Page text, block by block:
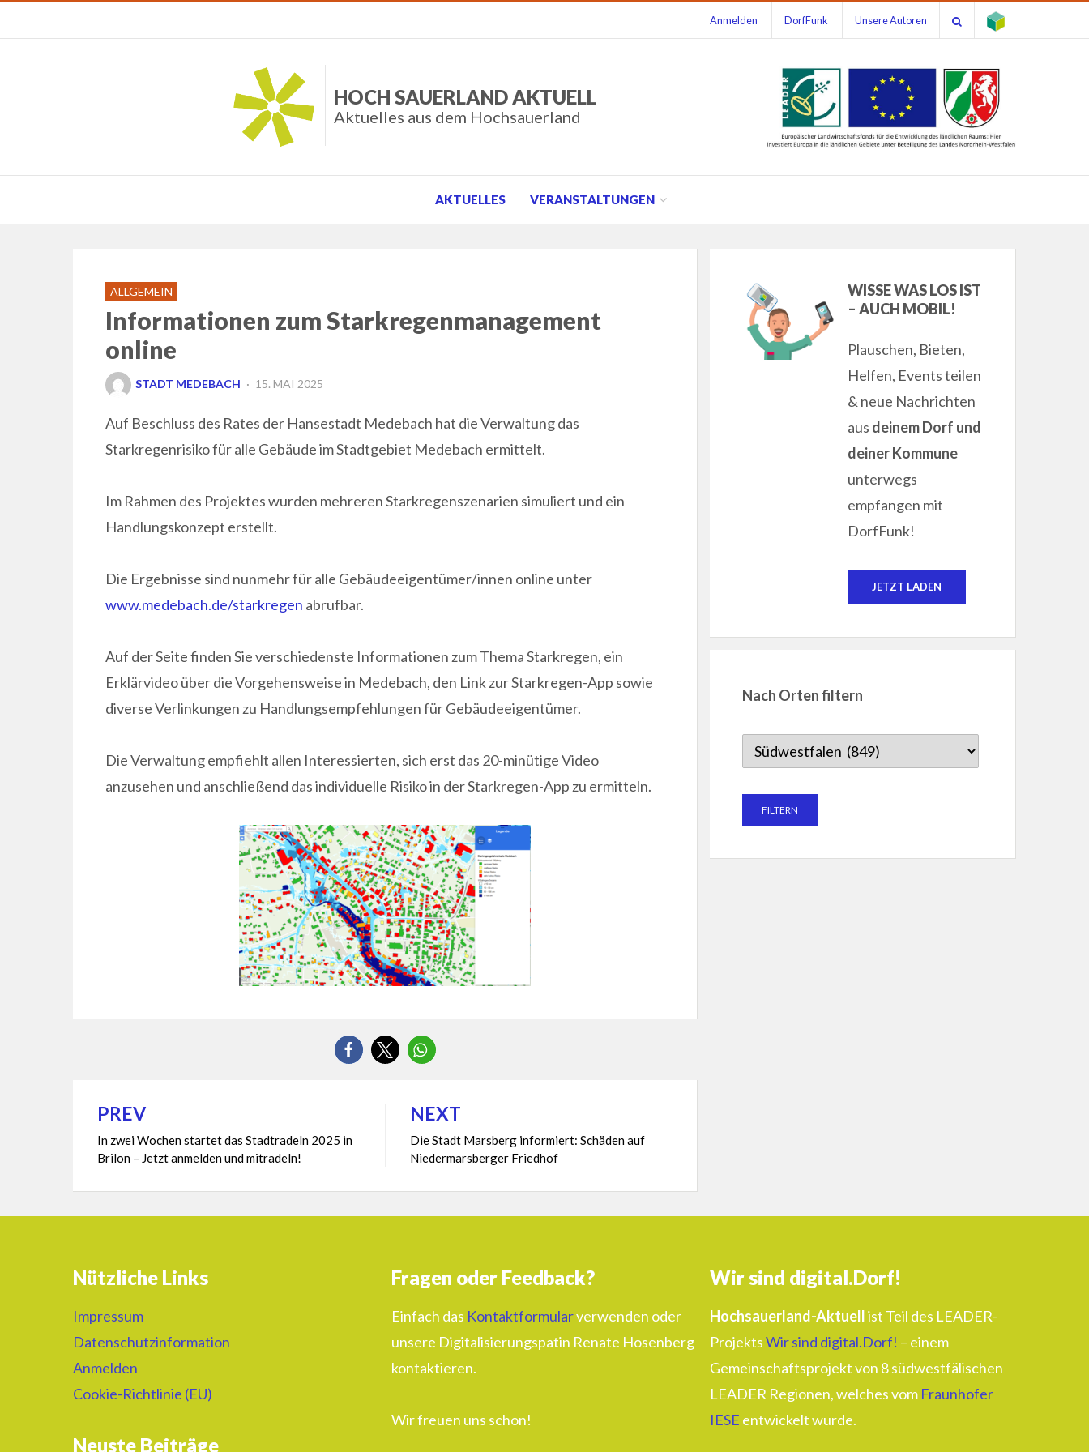
Anmelden DorfFunk Unsere Autoren
HOCH SAUERLAND AKTUELL
Aktuelles aus dem Hochsauerland
AKTUELLES VERANSTALTUNGEN
ALLGEMEIN
Informationen zum Starkregenmanagement
online
STADT MEDEBACH
POSTED
15. MAI 2025
Auf Beschluss des Rates der Hansestadt Medebach hat die Verwaltung das
Starkregenrisiko für alle Gebäude im Stadtgebiet Medebach ermittelt.
Im Rahmen des Projektes wurden mehreren Starkregenszenarien simuliert und ein
Handlungskonzept erstellt.
Die Ergebnisse sind nunmehr für alle Gebäudeeigentümer/innen online unter
www.medebach.de/starkregen abrufbar.
Auf der Seite finden Sie verschiedenste Informationen zum Thema Starkregen, ein
Erklärvideo über die Vorgehensweise in Medebach, den Link zur Starkregen-App sowie
diverse Verlinkungen zu Handlungsempfehlungen für Gebäudeeigentümer.
Die Verwaltung empfiehlt allen Interessierten, sich erst das 20-minütige Video
anzusehen und anschließend das individuelle Risiko in der Starkregen-App zu ermitteln.
Beitragsnavigation
PREV
In zwei Wochen startet das Stadtradeln 2025 in
Brilon – Jetzt anmelden und mitradeln!
NEXT
Die Stadt Marsberg informiert: Schäden auf
Niedermarsberger Friedhof
WISSE WAS LOS IST
– AUCH MOBIL!
Plauschen, Bieten,
Helfen, Events teilen
& neue Nachrichten
aus deinem Dorf und
deiner Kommune
unterwegs
empfangen mit
DorfFunk!
JETZT LADEN
Nach Orten filtern
Nützliche Links
Impressum
Datenschutzinformation
Anmelden
Cookie-Richtlinie (EU)
Neuste Beiträge
Fragen oder Feedback?
Einfach das Kontaktformularverwenden oder
unsere Digitalisierungspatin Renate Hosenberg
kontaktieren.
Wir freuen uns schon!
Wir sind digital.Dorf!
Hochsauerland-Aktuellist Teil des LEADER-
ProjektsWir sind digital.Dorf! – einem
Gemeinschaftsprojekt von 8 südwestfälischen
LEADER Regionen, welches vom Fraunhofer
IESE entwickelt wurde.